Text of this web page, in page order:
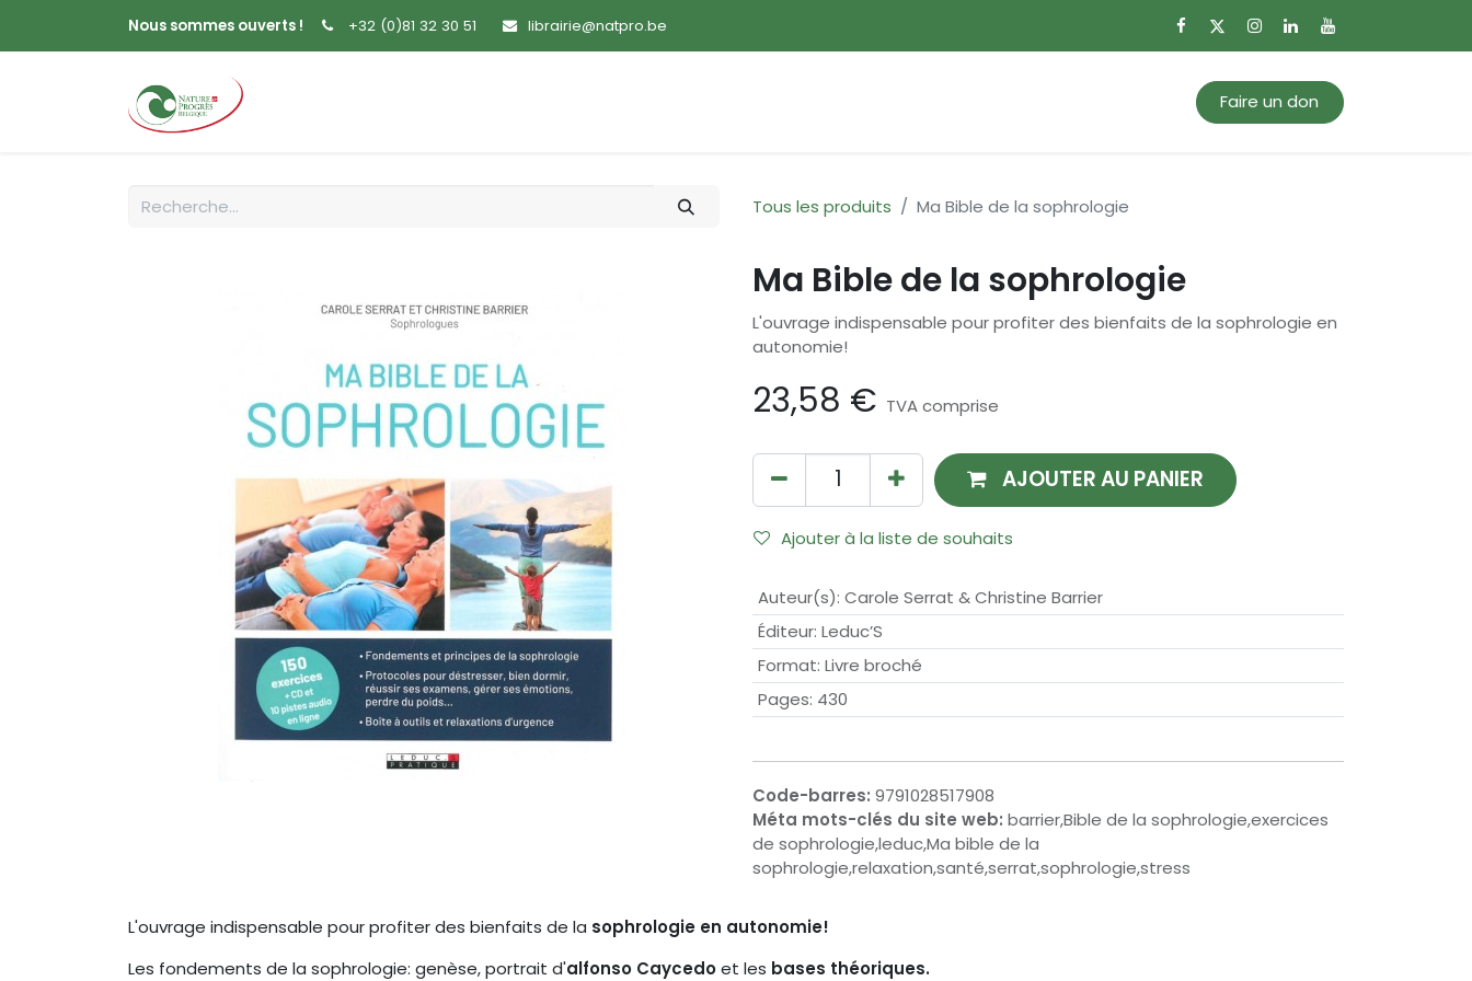
Nous sommes ouverts ! +32 (0)81 32 30 51 librairie@natpro.be
Faire un don
Tous les produits Ma Bible de la sophrologie
Ma Bible de la sophrologie
L'ouvrage indispensable pour profiter des bienfaits de la sophrologie en
autonomie!
23,58 € TVA comprise
AJOUTER AU PANIER
Ajouter à la liste de souhaits
Auteur(s): Carole Serrat & Christine Barrier
Éditeur: Leduc’S
Format: Livre broché
Pages: 430
Code-barres: 9791028517908
Méta mots-clés du site web: barrier,Bible de la sophrologie,exercices
de sophrologie,leduc,Ma bible de la
sophrologie,relaxation,santé,serrat,sophrologie,stress
L'ouvrage indispensable pour profiter des bienfaits de la sophrologie en autonomie!
Les fondements de la sophrologie: genèse, portrait d'alfonso Caycedoet les bases théoriques.